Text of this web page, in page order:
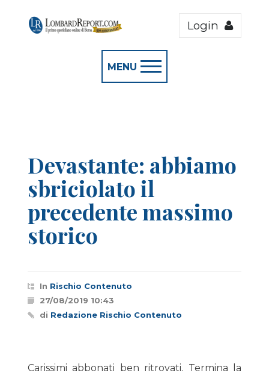
Login
MENU
Devastante: abbiamo
sbriciolato il
precedente massimo
storico
In Rischio Contenuto
27/08/2019 10:43
di Redazione Rischio Contenuto
Carissimi abbonati ben ritrovati. Termina la